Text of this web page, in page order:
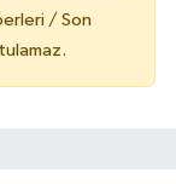
/ Son